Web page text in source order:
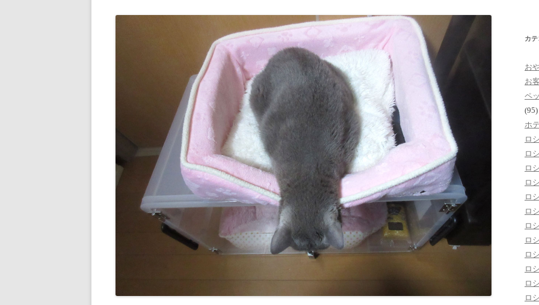
カ
お
お
ペ
(95)
ホ
ロ
ロ
ロ
ロ
ロ
ロ
ロ
ロ
ロ
ロ
ロ
ロ